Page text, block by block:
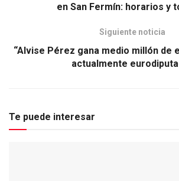
en San Fermín: horarios y
Siguiente noticia
“Alvise Pérez gana medio millón de
actualmente
Te puede interesar